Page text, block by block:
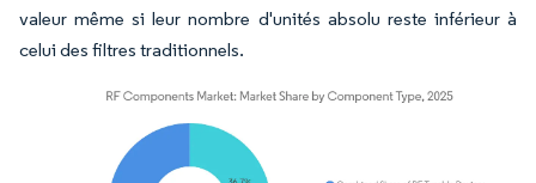
valeur même si leur nombre d'unités absolu reste inférieur à
celui des filtres traditionnels.